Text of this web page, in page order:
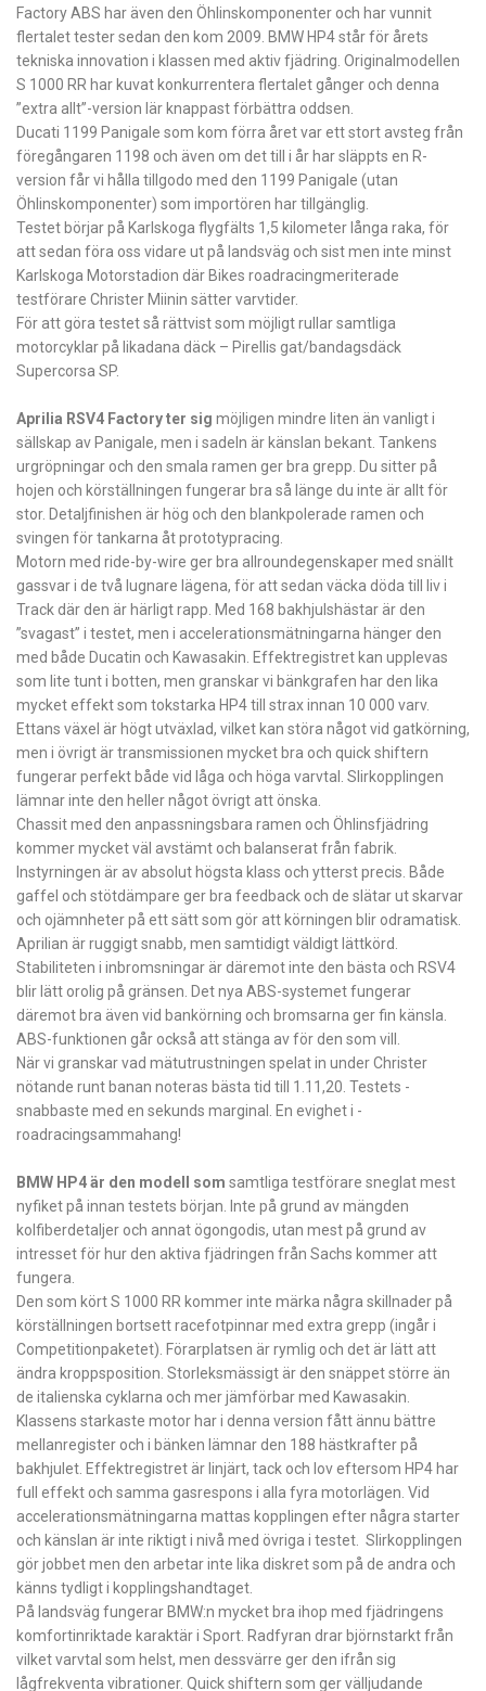
Factory ABS har även den Öhlinskomponenter och har vunnit
flertalet tester sedan den kom 2009. BMW HP4 står för årets
tekniska innovation i klassen med aktiv fjädring. Original­modellen
S 1000 RR har kuvat konkurrentera flertalet gånger och denna
”extra allt”-version lär knappast förbättra oddsen.
Ducati 1199 Panigale som kom förra året var ett stort avsteg från
föregångaren 1198 och även om det till i år har släppts en ­R-
version får vi hålla tillgodo med den 1199 Panigale (utan
Öhlinskomponenter) som ­importören har tillgänglig.
Testet börjar på Karlskoga flygfälts 1,5 ­kilometer långa raka, för
att sedan föra oss vidare ut på landsväg och sist men inte minst
Karlskoga Motorstadion där Bikes roadracing­meriterade
testförare Christer ­Miinin sätter varvtider.
För att göra testet så rättvist som möjligt rullar samtliga
motorcyklar på likadana däck – Pirellis gat/bandagsdäck
Supercorsa SP.
Aprilia RSV4 Factory ter sig möjligen mindre liten än vanligt i
sällskap av Panigale, men i ­sadeln är känslan bekant. Tankens
urgröpningar och den smala ramen ger bra grepp. Du sitter på
hojen och körställningen fungerar bra så länge du inte är allt för
stor. Detaljfinishen är hög och den blankpolerade ramen och
svingen för tankarna åt prototyp­racing.
Motorn med ride-by-wire ger bra allround­egenskaper med snällt
gassvar i de två lugnare lägena, för att sedan väcka döda till liv i
Track där den är härligt rapp. Med 168 bakhjulshästar är den
”svagast” i testet, men i accelerationsmätningarna hänger den
med både Ducatin och Kawasakin. Effektregistret kan upplevas
som lite tunt i botten, men granskar vi bänkgrafen har den lika
mycket effekt som tokstarka HP4 till strax innan 10 000 varv.
Ettans växel är högt utväxlad, vilket kan störa något vid gatkörning,
men i övrigt är transmissionen mycket bra och quick shiftern
fungerar perfekt både vid låga och höga varvtal. Slirkopplingen
lämnar inte den heller något övrigt att önska.
Chassit med den anpassningsbara ramen och Öhlinsfjädring
kommer mycket väl avstämt och balanserat från fabrik.
Instyrningen är av absolut högsta klass och ytterst precis. Både
gaffel och stötdämpare ger bra feedback och de slätar ut skarvar
och ojämnheter på ett sätt som gör att körningen blir odramatisk.
Aprilian är ruggigt snabb, men samtidigt väldigt lättkörd.
Stabiliteten i inbromsningar är däremot inte den bästa och RSV4
blir lätt orolig på gränsen. Det nya ABS-systemet fungerar
däremot bra även vid bankörning och bromsarna ger fin känsla.
ABS-­funktionen går också att stänga av för den som vill.
När vi granskar vad mätutrustningen spelat in under Christer
nötande runt banan noteras bästa tid till 1.11,20. Testets ­
snabbaste med en sekunds marginal. En evighet i ­
roadracingsammahang!
BMW HP4 är den modell som samtliga testförare sneglat mest
nyfiket på innan testets början. Inte på grund av mängden
kolfiberdetaljer och annat ögongodis, utan mest på grund av
intresset för hur den aktiva fjädringen från Sachs kommer att
fungera.
Den som kört S 1000 RR kommer inte märka några skillnader på
körställningen bortsett racefotpinnar med extra grepp (ingår i
Competitionpaketet). Förarplatsen är ­rymlig och det är lätt att
ändra kroppsposition. Storleksmässigt är den snäppet större än
de italienska cyklarna och mer jämförbar med Kawasakin.
Klassens starkaste motor har i denna version fått ännu bättre
mellanregister och i ­bänken lämnar den 188 hästkrafter på
bakhjulet. Effektregistret är linjärt, tack och lov eftersom HP4 har
full effekt och samma gasrespons i alla fyra motorlägen. Vid
accelerationsmätningarna mattas kopplingen efter några starter
och känslan är inte riktigt i nivå med övriga i testet. Slirkopplingen
gör jobbet men den arbetar inte lika diskret som på de andra och
känns tydligt i kopplingshandtaget.
På landsväg fungerar BMW:n mycket bra ihop med fjädringens
komfortinriktade karaktär i Sport. Radfyran drar björnstarkt från
vilket varvtal som helst, men dessvärre ger den ifrån sig
lågfrekventa vibrationer. Quick shiftern som ger välljudande